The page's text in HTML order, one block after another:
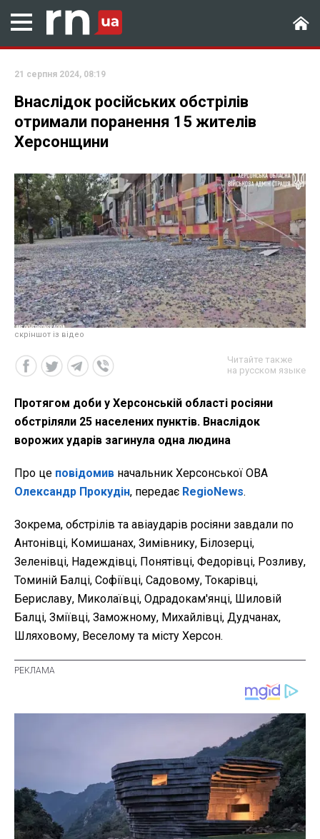
21 серпня 2024, 08:19
Внаслідок російських обстрілів
отримали поранення 15 жителів
Херсонщини
скріншот із відео
Читайте также
на русском языке
Протягом доби у Херсонській області росіяни
обстріляли 25 населених пунктів. Внаслідок
ворожих ударів загинула одна людина
Про це повідомив начальник Херсонської ОВА
Олександр Прокудін, передає RegioNews.
Зокрема, обстрілів та авіаударів росіяни завдали по
Антонівці, Комишанах, Зимівнику, Білозерці,
Зеленівці, Надеждівці, Понятівці, Федорівці, Розливу,
Томиній Балці, Софіївці, Садовому, Токарівці,
Бериславу, Миколаївці, Одрадокам'янці, Шиловій
Балці, Зміївці, Заможному, Михайлівці, Дудчанах,
Шляховому, Веселому та місту Херсон.